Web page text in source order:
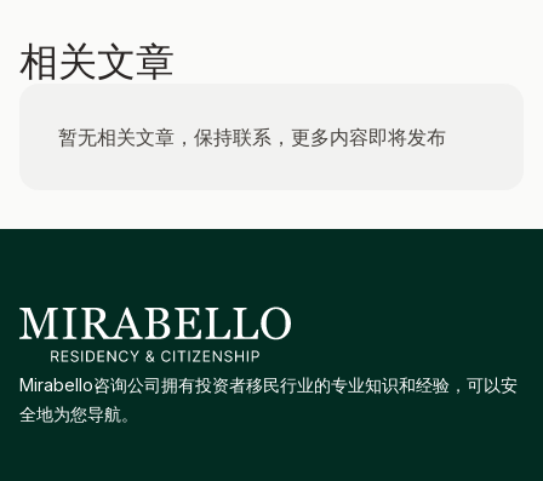
相关文章
暂无相关文章，保持联系，更多内容即将发布
Mirabello咨询公司拥有投资者移民行业的专业知识和经验，可以安
全地为您导航。